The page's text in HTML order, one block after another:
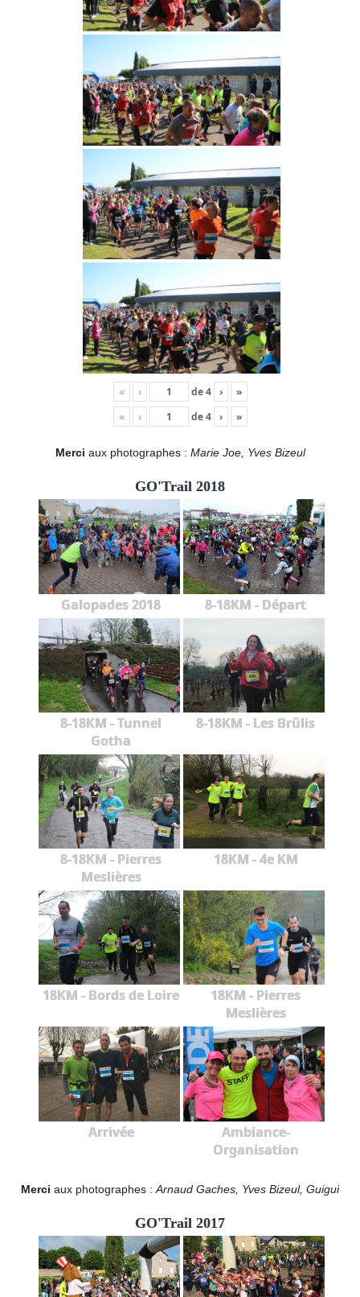
« ‹ de4 ›
»
«
‹ de4 › »
Merci aux photographes : Marie Joe, Yves Bizeul
GO'Trail 2018
Galopades 2018 8-18KM - Départ
8-18KM - Tunnel
Gotha
8-18KM - Les Brûlis
8-18KM - Pierres
Meslières
18KM - 4e KM
18KM - Bords de Loire
18KM - Pierres
Meslières
Arrivée
Ambiance-
Organisation
Merci aux photographes : Arnaud Gaches, Yves Bizeul, Guigui
GO'Trail 2017